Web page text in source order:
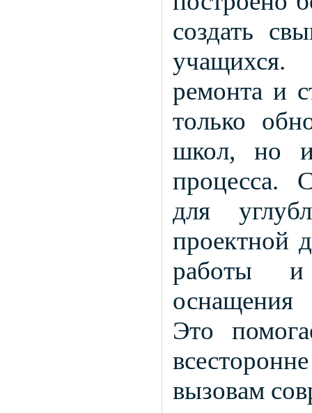
создать
ремонта и
только
школ, но и
процесса.
для
проектной
работы
оснащения
Это
вызовам